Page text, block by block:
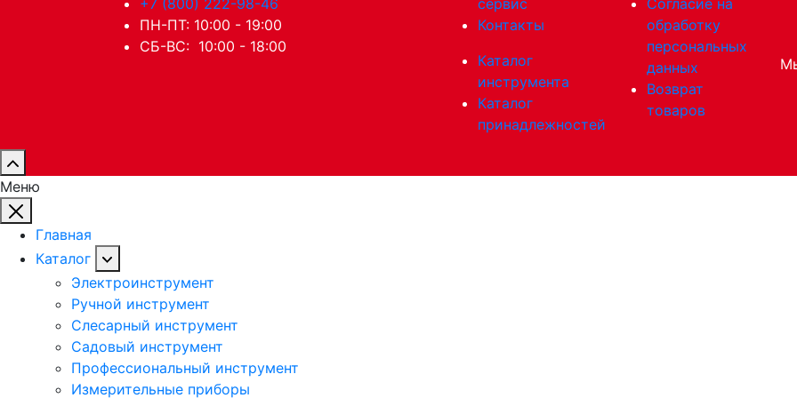
ПН-ПТ: 10:00 - 19:00
СБ-ВС: 10:00 - 18:00
Контакты
Каталог
инструмента
Каталог
принадлежностей
обработку
персональных
данных
Возврат
товаров
Меню
Главная
Каталог
Электроинструмент
Ручной инструмент
Слесарный инструмент
Садовый инструмент
Профессиональный инструмент
Измерительные приборы